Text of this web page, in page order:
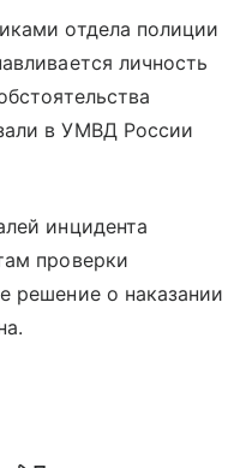
отдела полиции
личность
в УМВД России
инцидента
проверки
решение о наказании